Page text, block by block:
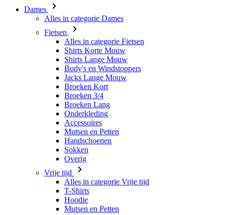
Dames
Alles in categorie Dames
Fietsen
Alles in categorie Fietsen
Shirts Korte Mouw
Shirts Lange Mouw
Body's en Windstoppers
Jacks Lange Mouw
Broeken Kort
Broeken 3/4
Broeken Lang
Onderkleding
Accessoires
Mutsen en Petten
Handschoenen
Sokken
Overig
Vrije tijd
Alles in categorie Vrije tijd
T-Shirts
Hoodie
Mutsen en Petten